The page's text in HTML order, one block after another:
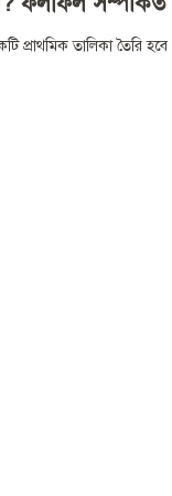
প্রাথমিক তালিকা তৈরি হবে।